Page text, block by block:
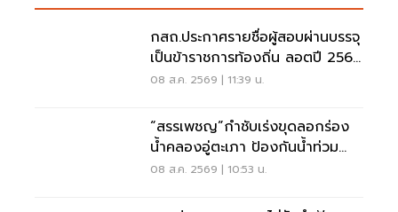
กสถ.ประกาศรายชื่อผู้สอบผ่านบรรจุ
เป็นข้าราชการท้องถิ่น ลอตปี 2568
ใหม่
08 ส.ค. 2569 | 11:39 น.
“สรรเพชญ”กำชับเร่งขุดลอกร่อง
น้ำคลองอู่ตะเภา ป้องกันน้ำท่วม
สงขลา
08 ส.ค. 2569 | 10:53 น.